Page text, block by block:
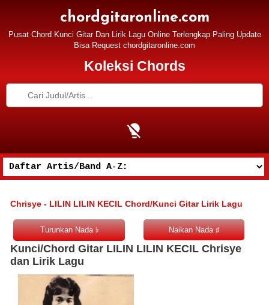
chordgitaronline.com
Pusat Chord Kunci Gitar Dan Lirik Lagu Online Terlengkap Paling Update
Bisa Request chordgitaronline.com
Koleksi Chords
Chrisye - LILIN LILIN KECIL Chord/Kunci Gitar Lirik Lagu
Kunci/Chord Gitar LILIN LILIN KECIL Chrisye
dan Lirik Lagu